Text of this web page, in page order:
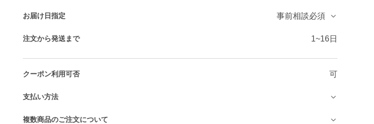
お届け日指定 事前相談必須
注文から発送まで 1~16日
クーポン利用可否 可
支払い方法
複数商品のご注文について